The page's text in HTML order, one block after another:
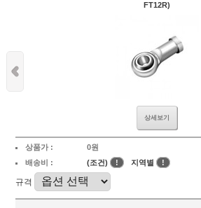
FT12R)
상세보기
상품가 :
0원
배송비 :
(조건) ! 지역별 !
규격